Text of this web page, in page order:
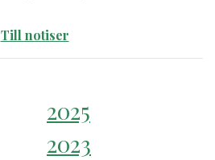
Till notiser
2025
2023